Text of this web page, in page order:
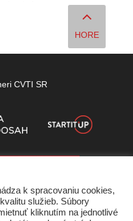
HORE
CVTI SR
k spracovaniu cookies,
služieb. Súbory
kliknutím na jednotlivé